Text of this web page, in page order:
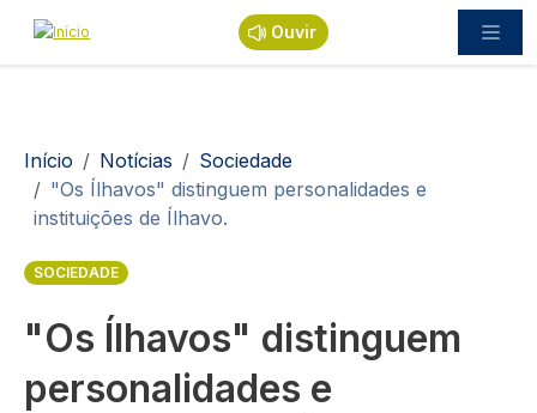
Passar para o conteúdo principal
Ouvir
Navegação estrutural
Início Notícias
Sociedade
"Os Ílhavos" distinguem personalidades e
instituições de Ílhavo.
SOCIEDADE
"Os Ílhavos" distinguem
personalidades e